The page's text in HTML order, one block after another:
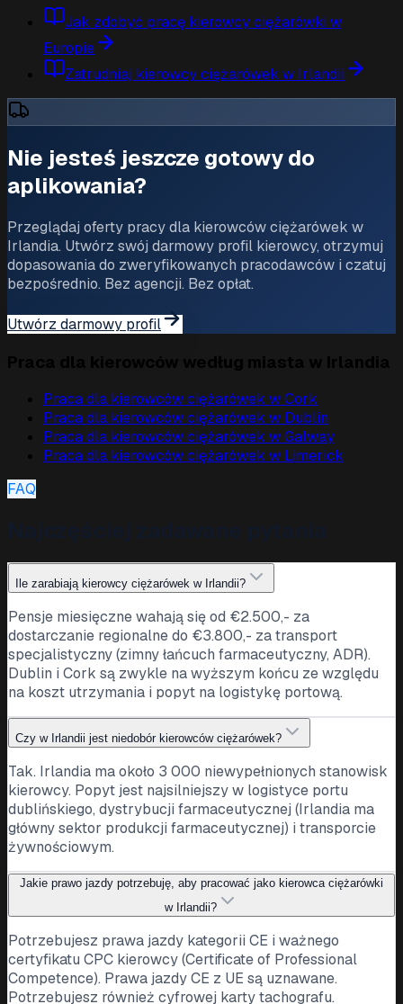
Jak zdobyć pracę kierowcy ciężarówki w
Europie
Zatrudniaj kierowcy ciężarówek w Irlandii
Nie jesteś jeszcze gotowy do
aplikowania?
Przeglądaj oferty pracy dla kierowców ciężarówek w
Irlandia. Utwórz swój darmowy profil kierowcy, otrzymuj
dopasowania do zweryfikowanych pracodawców i czatuj
bezpośrednio. Bez agencji. Bez opłat.
Utwórz darmowy profil
Praca dla kierowców ciężarówek wCork
Praca dla kierowców ciężarówek w Dublin
Praca dla kierowców ciężarówek wGalway
Praca dla kierowców ciężarówek w Limerick
FAQ
Ile zarabiają kierowcy ciężarówek w Irlandii?
Pensje miesięczne wahają się od €2.500,- za
dostarczanie regionalne do €3.800,- za transport
specjalistyczny (zimny łańcuch farmaceutyczny, ADR).
Dublin i Cork są zwykle na wyższym końcu ze względu
na koszt utrzymania i popyt na logistykę portową.
Czy w Irlandii jest niedobór kierowców ciężarówek?
Tak. Irlandia ma około 3 000 niewypełnionych stanowisk
kierowcy. Popyt jest najsilniejszy w logistyce portu
dublińskiego, dystrybucji farmaceutycznej (Irlandia ma
główny sektor produkcji farmaceutycznej) i transporcie
żywnościowym.
Jakie prawo jazdy potrzebuję, aby pracować jako kierowca ciężarówki
w Irlandii?
Potrzebujesz prawa jazdy kategorii CE i ważnego
certyfikatu CPC kierowcy (Certificate of Professional
Competence). Prawa jazdy CE z UE są uznawane.
Potrzebujesz również cyfrowej karty tachografu.